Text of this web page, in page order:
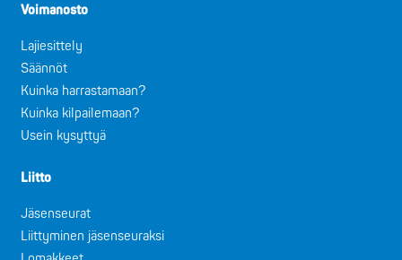
Voimanosto
Lajiesittely
Säännöt
Kuinka harrastamaan?
Kuinka kilpailemaan?
Usein kysyttyä
Liitto
Jäsenseurat
Liittyminen jäsenseuraksi